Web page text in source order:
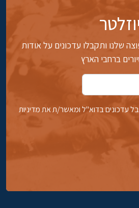
שלנו ותקבלו עדכונים על אודות
ברחבי הארץ
עדכונים בדוא''ל ומאשר/ת את מדיניות